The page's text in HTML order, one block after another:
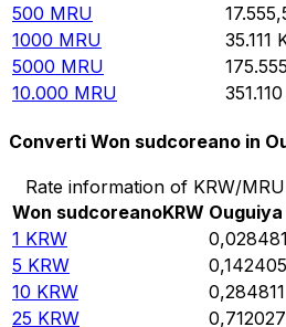
500 MRU
1000 MRU 35.111
5000 MRU 175.555
10.000 MRU 351.110
Converti Won sudcoreano in
Rate information of KRW/
Won sudcoreanoKRW
1 KRW
5 KRW 0,142405
10 KRW 0,284811
25 KRW 0,712027